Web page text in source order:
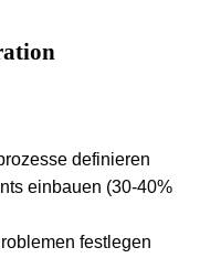
definieren
einbauen (30-40%
festlegen